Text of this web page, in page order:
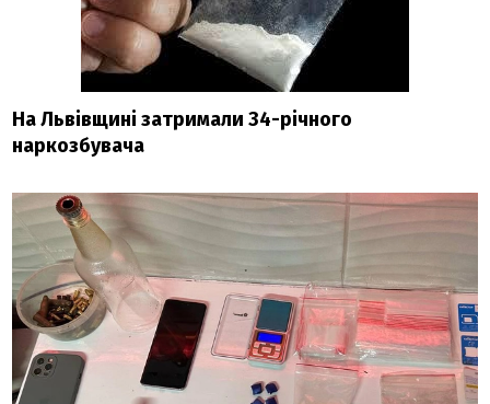
На Львівщині затримали 34-річного
наркозбувача